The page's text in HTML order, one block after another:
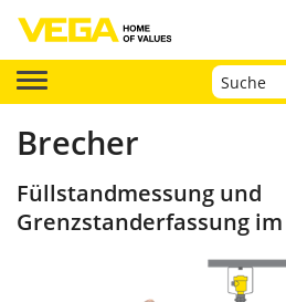
Brecher
Füllstandmessung und
Grenzstanderfassung